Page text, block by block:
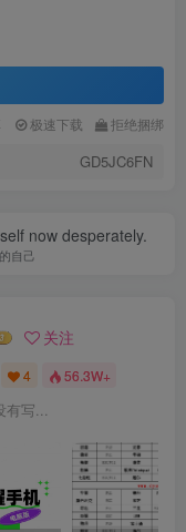
极速下载 拒绝捆绑
GD5JC6FN
now desperately.
自己
关注
4 56.3W+
有写...